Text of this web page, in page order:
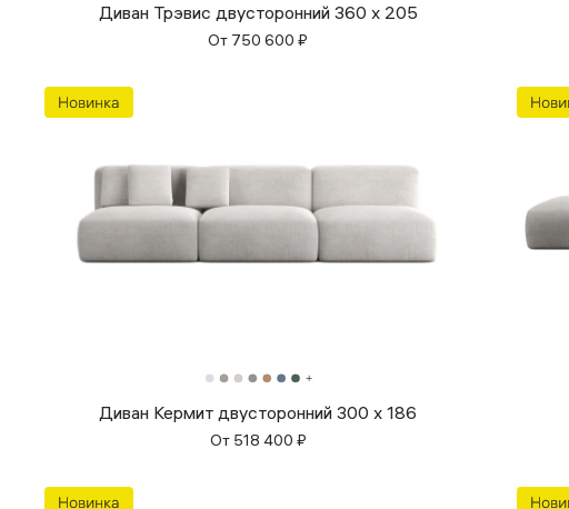
Диван Трэвис двусторонний 360 x 205
От 750 600₽
Диван Кермит двусторонний 300 х 186
От 518 400 ₽